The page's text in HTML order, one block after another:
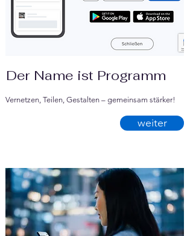
Vernetzen, Teilen, Gestalten – gemeinsam stärker!
Der Name ist Programm
weiter